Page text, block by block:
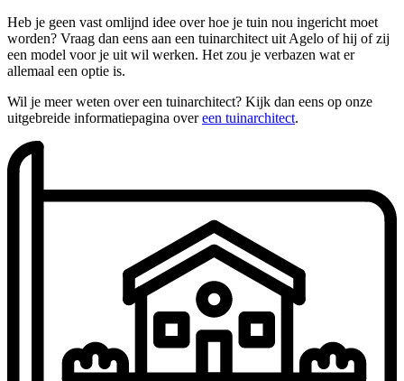
Heb je geen vast omlijnd idee over hoe je tuin nou ingericht moet
worden? Vraag dan eens aan een tuinarchitect uit Agelo of hij of zij
een model voor je uit wil werken. Het zou je verbazen wat er
allemaal een optie is.
Wil je meer weten over een tuinarchitect? Kijk dan eens op onze
uitgebreide informatiepagina overeen tuinarchitect.